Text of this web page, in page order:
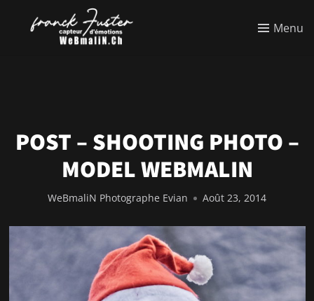
Menu
POST – SHOOTING PHOTO –
MODEL WEBMALIN
WeBmaliN Photographe Evian Août 23, 2014